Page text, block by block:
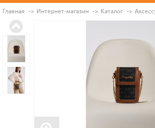
Главная Интернет-магазин Каталог